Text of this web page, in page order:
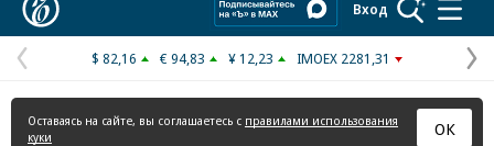
Вход
Предыдущая
страница
$ 82,16 € 94,83 ¥ 12,23 IMOEX 2281,31
Оставаясь на сайте, вы соглашаетесь с правилами использования
куки
ОК